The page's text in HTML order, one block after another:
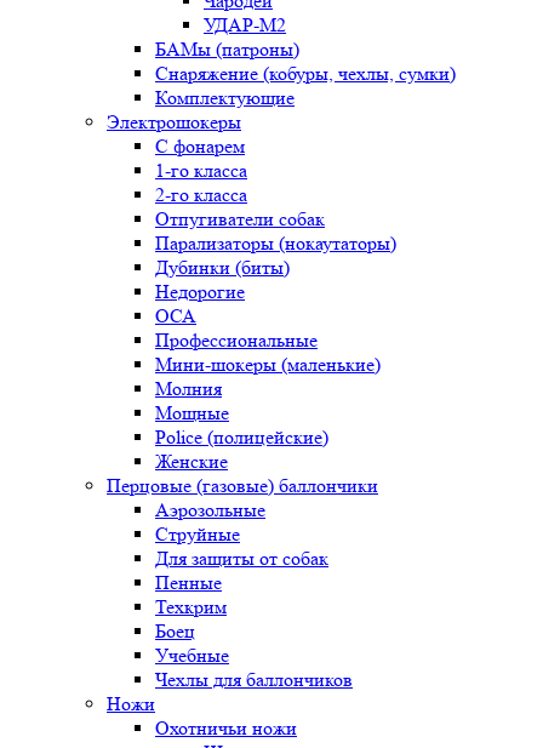
УДАР-М2
БАМы (патроны)
Снаряжение (кобуры, чехлы, сумки)
Комплектующие
Электрошокеры
С фонарем
1-го класса
2-го класса
Отпугиватели собак
Парализаторы (нокаутаторы)
Дубинки (биты)
Недорогие
ОСА
Профессиональные
Мини-шокеры (маленькие)
Молния
Мощные
Police (полицейские)
Женские
Перцовые (газовые) баллончики
Аэрозольные
Струйные
Для защиты от собак
Пенные
Техкрим
Боец
Учебные
Чехлы для баллончиков
Ножи
Охотничьи ножи